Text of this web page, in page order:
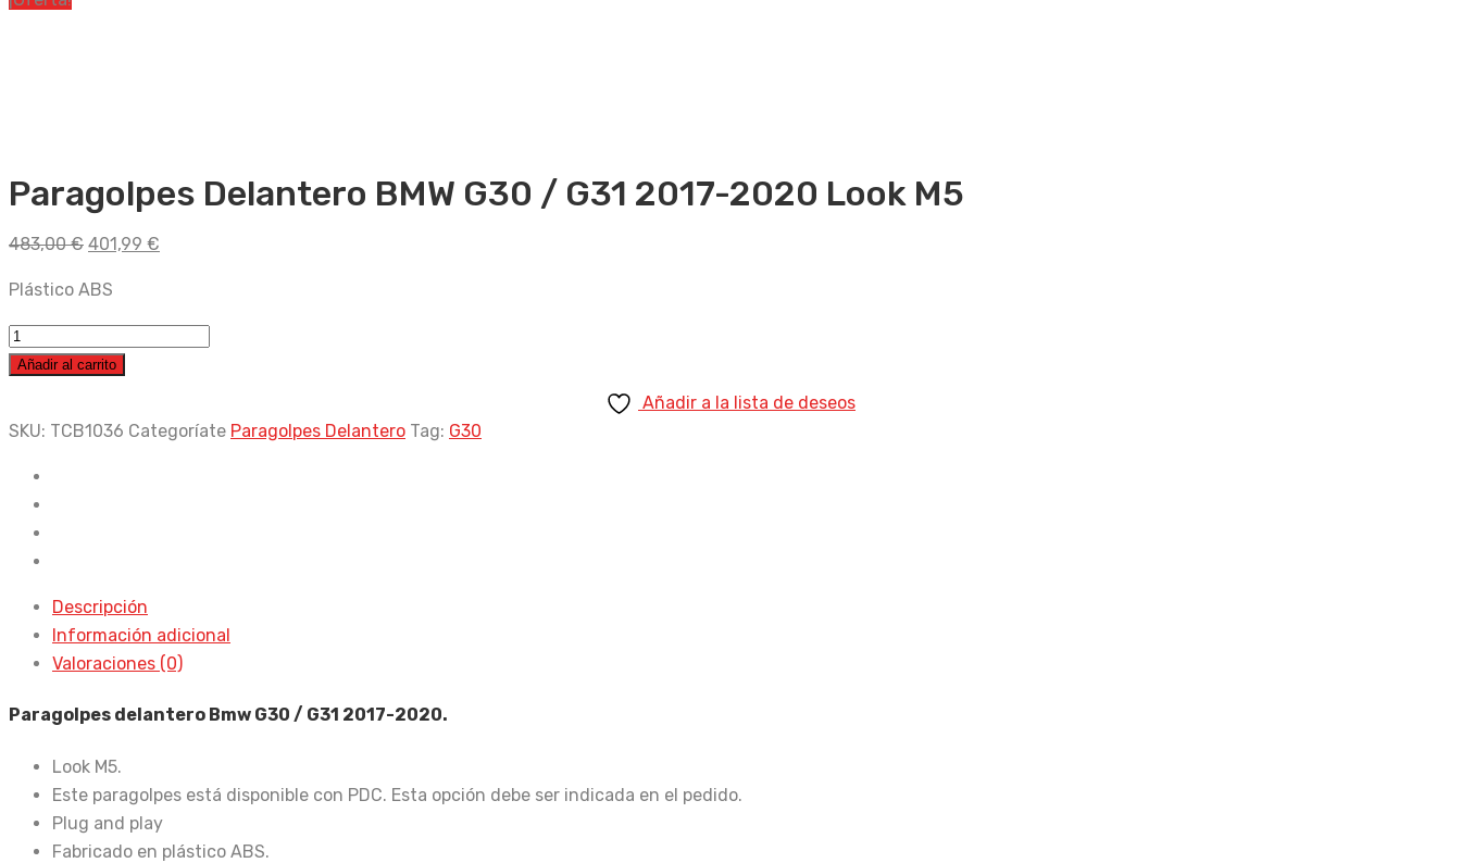
Paragolpes Delantero BMW G30 / G31 2017-2020 Look M5
483,00€ El
original
era:
483,00 €.
401,99 €
es:
Plástico ABS
Paragolpes
Delantero
G30
G31
2017-
2020
Look
cantidad
Añadir al carrito
Añadir a la lista de deseos
SKU: TCB1036 Categoríate Paragolpes Delantero Tag: G30
Descripción
Información adicional
Valoraciones (0)
Paragolpes delantero Bmw G30 / G31 2017-2020.
Look M5.
Este paragolpes está disponible con PDC. Esta opción debe ser indicada en el pedido.
Plug and play
Fabricado en plástico ABS.